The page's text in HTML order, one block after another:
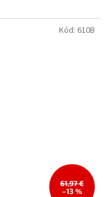
61,97 €
–13 %
Kód: 610B